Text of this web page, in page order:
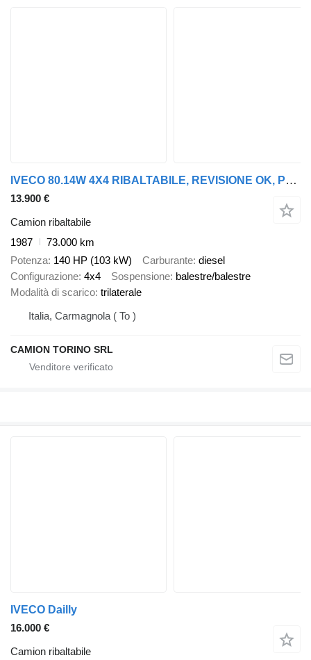
IVECO 80.14W 4X4 RIBALTABILE, REVISIONE OK, PERFETTO!!!
13.900 €
Camion ribaltabile
1987
73.000 km
Potenza 140 HP (103 kW) Carburante diesel
Configurazione 4x4 Sospensione balestre/balestre
Modalità di scarico trilaterale
Italia, Carmagnola ( To )
CAMION TORINO SRL
IVECO Dailly
16.000 €
Camion ribaltabile